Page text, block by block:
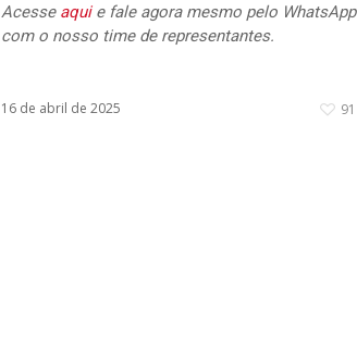
Acesse aquie fale agora mesmo pelo WhatsApp
com o nosso time de representantes.
16 de abril de 2025 91